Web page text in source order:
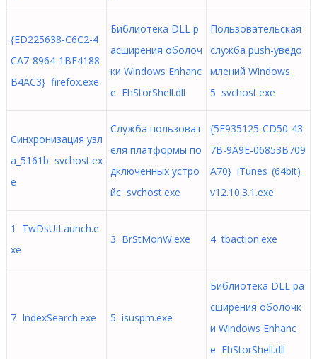
{ED225638-C6C2-4
CA7-8964-1BE4188
B4AC3} firefox.exe
Библиотека DLL р
асширения оболоч
ки Windows Enhanc
e EhStorShell.dll
Пользовательская
служба push-уведо
млений Windows_
5 svchost.exe
Синхронизация узл
а_5161b svchost.ex
e
Служба пользоват
еля платформы по
дключенных устро
йс svchost.exe
{5E935125-CD50-43
7B-9A9E-06853B709
A70} iTunes_(64bit)_
v12.10.3.1.exe
1 TwDsUiLaunch.e
xe
3 BrStMonW.exe 4 tbaction.exe
7 IndexSearch.exe 5 isuspm.exe
Библиотека DLL ра
сширения оболочк
и Windows Enhanc
e EhStorShell.dll